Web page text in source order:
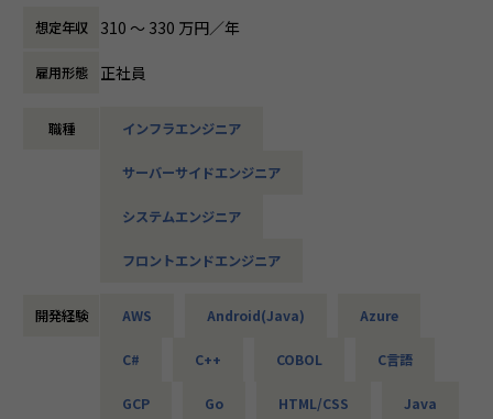
ctive Directory）
＜安心のサポート体制＞
└配属先はチーム＋教育係体制で、すぐ相談できる環境を整
└入社直後は毎月、その後は隔月で面談。業務・人間関係・
└日常的に連絡しやすく、安心して話せる関係性を構築。
・トラブル時は当日中に対応
そんな方には700社以上の中からスキルや希望に合う案件を
ご紹介しています。
たとえば、ヨガ配信アプリやECサイトの新規開発、クラウド
設計など、上流フェーズから関われる案件も豊富です。ま
ひとりで悩まず、安心して挑戦できます。
◆落ち着いた環境で、長く働きたい方へ
OKの案件も多く、週2～3日出社が基本。残業は月9時間ほど
現場には教育担当がつき、月1回の面談やチャット相談も実
にも柔軟に対応しています。
◆マネジメントにも挑戦したい方へ
想定年収 310 〜 330 万円／年
雇用形態 正社員
職種 インフラエンジニア
サーバーサイドエンジニア
システムエンジニア
フロントエンドエンジニア
開発経験 AWS Android(Java) Azure
C# C++ COBOL C言語
GCP Go HTML/CSS Java